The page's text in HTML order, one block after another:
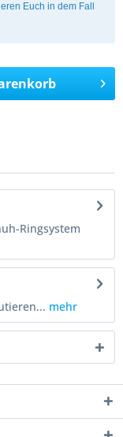
Euch in dem Fall
Ringsystem
mehr